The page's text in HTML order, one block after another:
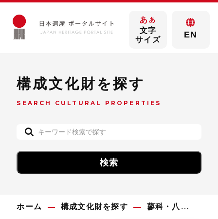
あ あ
文字
サイズ
EN
構成文化財を探す
SEARCH CULTURAL PROPERTIES
ホーム 構成文化財を探す 蓼科・八ヶ岳